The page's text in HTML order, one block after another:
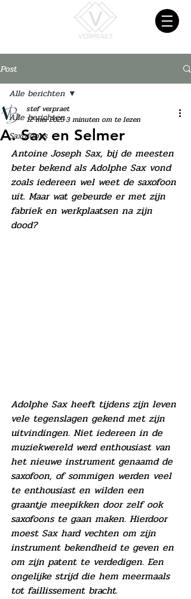
Post
Alle berichten
Saxofoons
Alle berichten
A. Sax en Selmer
stef verpraet
12 mei 20233 minuten om te lezen
Antoine Joseph Sax, bij de meesten
beter bekend als Adolphe Sax vond
zoals iedereen wel weet de saxofoon
uit. Maar wat gebeurde er met zijn
fabriek en werkplaatsen na zijn
dood?
Adolphe Sax heeft tijdens zijn leven
vele tegenslagen gekend met zijn
uitvindingen. Niet iedereen in de
muziekwereld werd enthousiast van
het nieuwe instrument genaamd de
saxofoon, of sommigen werden veel
te enthousiast en wilden een
graantje meepikken door zelf ook
saxofoons te gaan maken. Hierdoor
moest Sax hard vechten om zijn
instrument bekendheid te geven en
om zijn patent te verdedigen. Een
ongelijke strijd die hem meermaals
tot faillissement bracht.